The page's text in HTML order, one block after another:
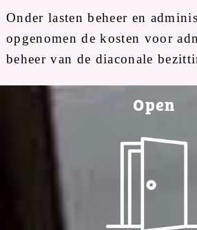
Onder lasten beheer en
opgenomen de kosten voor
beheer van de diaconale
Open